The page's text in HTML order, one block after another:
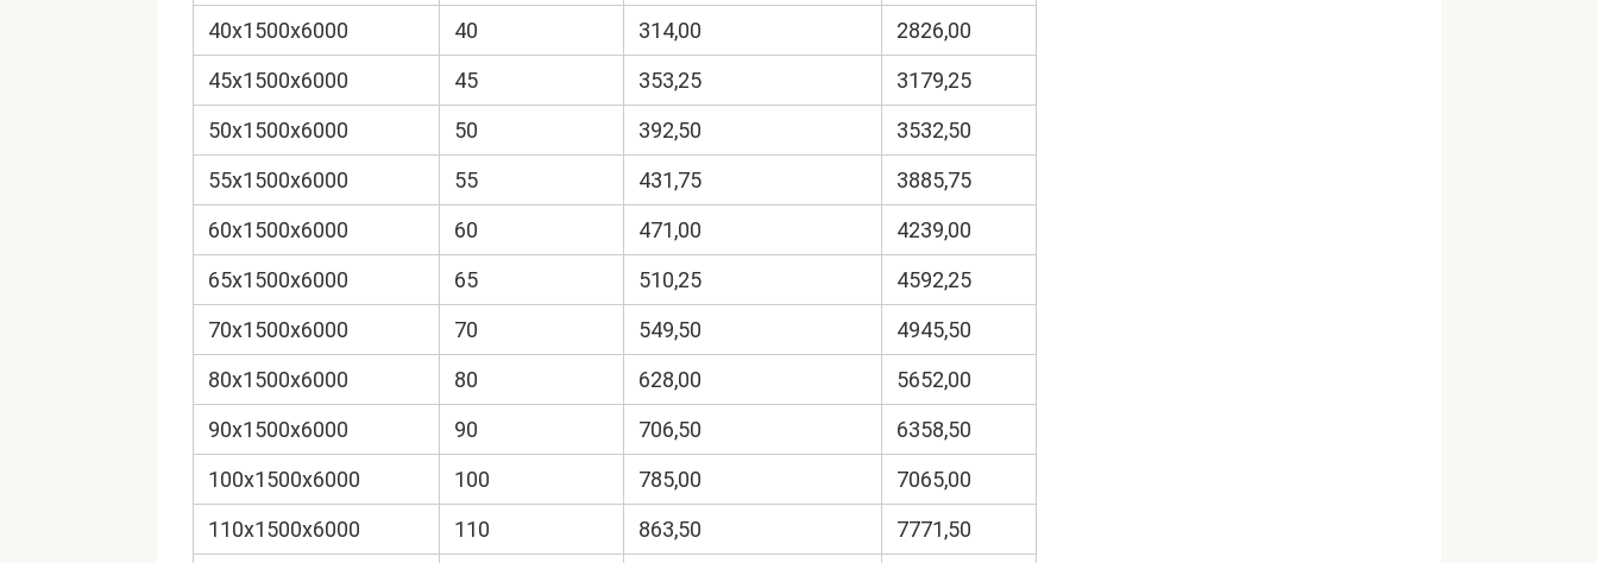
40х1500х6000
40 314,00
2826,00
45х1500х6000
45 353,25
3179,25
50х1500х6000
50 392,50
3532,50
55х1500х6000
55 431,75
3885,75
60х1500х6000
60 471,00
4239,00
65х1500х6000
65 510,25
4592,25
70х1500х6000
70 549,50
4945,50
80х1500х6000
80 628,00
5652,00
90х1500х6000
90 706,50
6358,50
100х1500х6000
100 785,00
7065,00
110х1500х6000
110 863,50 7771,50